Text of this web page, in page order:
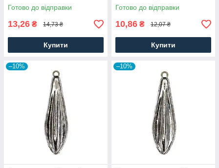
Готово до відправки
13,26 ₴ 14,73 ₴
Купити
Готово до відправки
10,86 ₴ 12,07 ₴
Купити
–10% –10%